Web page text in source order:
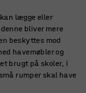
lægge eller
bliver mere
beskyttes mod
havemøbler og
brugt på skoler, i
rumper skal have